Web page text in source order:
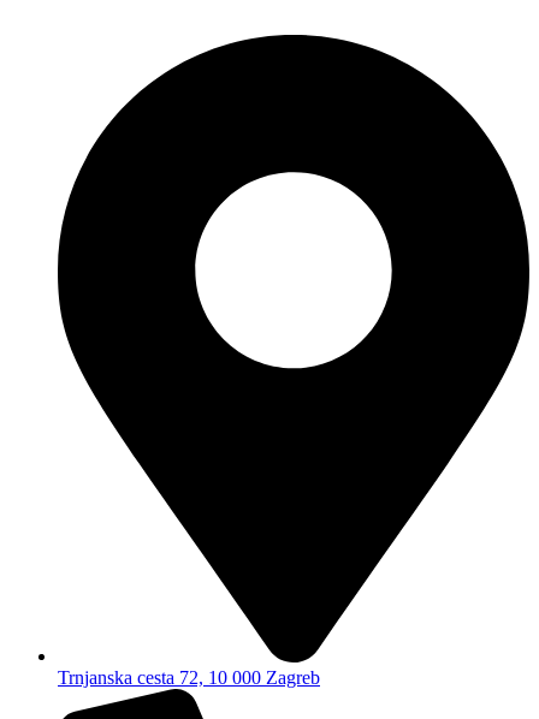
Trnjanska cesta 72, 10 000 Zagreb